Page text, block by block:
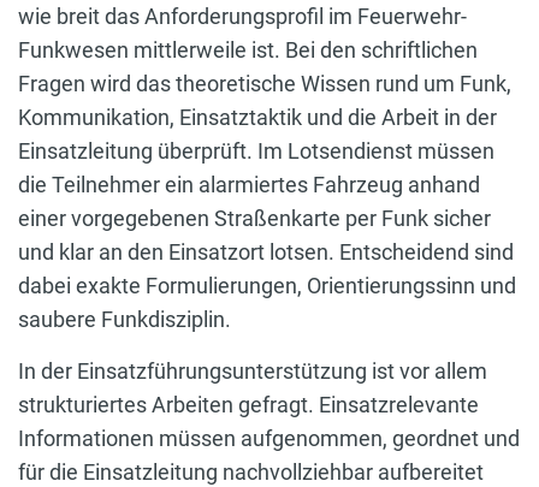
wie breit das Anforderungsprofil im Feuerwehr-
Funkwesen mittlerweile ist. Bei den schriftlichen
Fragen wird das theoretische Wissen rund um Funk,
Kommunikation, Einsatztaktik und die Arbeit in der
Einsatzleitung überprüft. Im Lotsendienst müssen
die Teilnehmer ein alarmiertes Fahrzeug anhand
einer vorgegebenen Straßenkarte per Funk sicher
und klar an den Einsatzort lotsen. Entscheidend sind
dabei exakte Formulierungen, Orientierungssinn und
saubere Funkdisziplin.
In der Einsatzführungsunterstützung ist vor allem
strukturiertes Arbeiten gefragt. Einsatzrelevante
Informationen müssen aufgenommen, geordnet und
für die Einsatzleitung nachvollziehbar aufbereitet